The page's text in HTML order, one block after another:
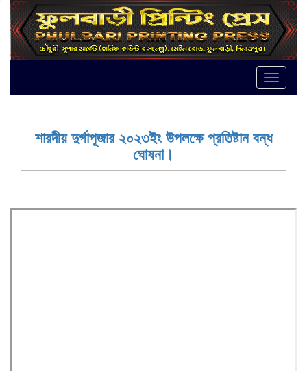
Toggle
শারদীয় দুর্গাপূজার ২০২৩ইং উপলক্ষে প্রতিষ্টান বন্ধ
ঘোষনা।